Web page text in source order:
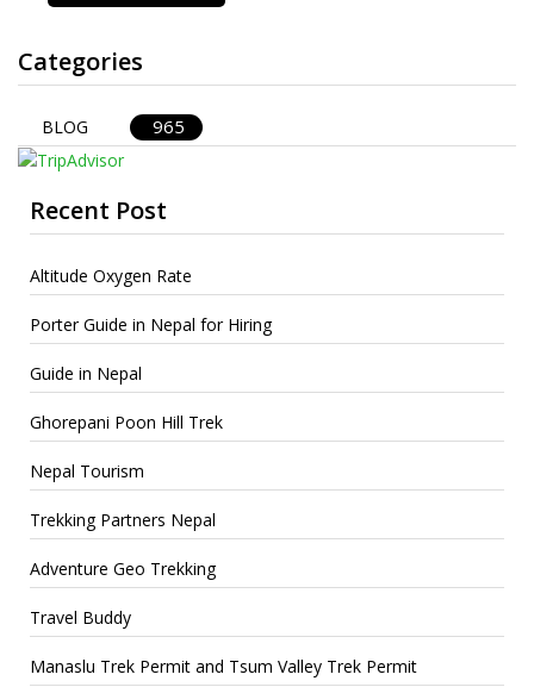
Categories
BLOG 965
Recent Post
Altitude Oxygen Rate
Porter Guide in Nepal for Hiring
Guide in Nepal
Ghorepani Poon Hill Trek
Nepal Tourism
Trekking Partners Nepal
Adventure Geo Trekking
Travel Buddy
Manaslu Trek Permit and Tsum Valley Trek Permit